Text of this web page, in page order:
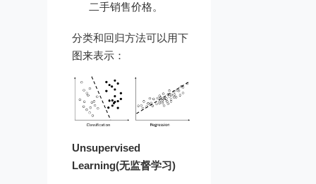
二手销售价格。
分类和回归方法可以用下
图来表示：
Unsupervised
Learning(无监督学习)